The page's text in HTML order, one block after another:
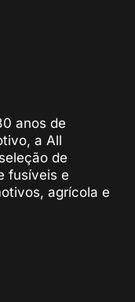
anos de
a All
de
fusíveis e
agrícola e